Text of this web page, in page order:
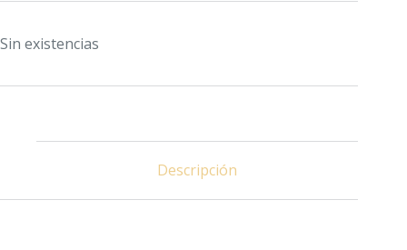
Sin existencias
Descripción